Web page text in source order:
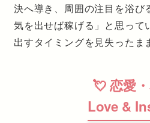
決へ導き、周囲の注目を浴び
気を出せば稼げる」と思って
出すタイミングを見失ったま
💘 恋愛
Love &